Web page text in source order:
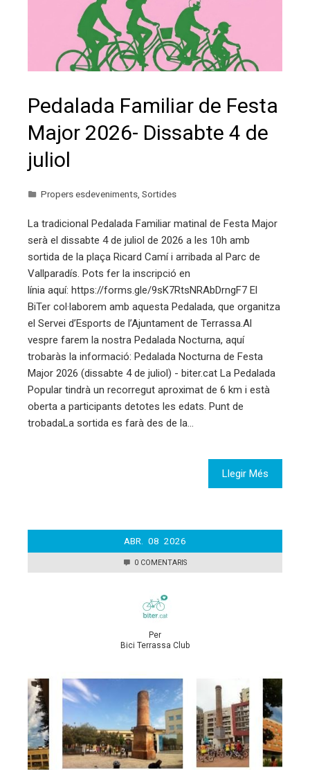
Pedalada Familiar de Festa
Major 2026- Dissabte 4 de
juliol
Propers esdeveniments, Sortides
La tradicional Pedalada Familiar matinal de Festa Major
serà el dissabte 4 de juliol de 2026 a les 10h amb
sortida de la plaça Ricard Camí i arribada al Parc de
Vallparadís. Pots fer la inscripció en
línia aquí: https://forms.gle/9sK7RtsNRAbDrngF7 El
BiTer col·laborem amb aquesta Pedalada, que organitza
el Servei d’Esports de l’Ajuntament de Terrassa.Al
vespre farem la nostra Pedalada Nocturna, aquí
trobaràs la informació: Pedalada Nocturna de Festa
Major 2026 (dissabte 4 de juliol) - biter.cat La Pedalada
Popular tindrà un recorregut aproximat de 6 km i està
oberta a participants detotes les edats. Punt de
trobadaLa sortida es farà des de la…
Llegir Més
ABR. 08 2026
0 COMENTARIS
Per
Bici Terrassa Club